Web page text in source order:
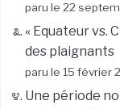
paru le 22
« Equateur vs.
des plaignants
paru le 15 février
Une période